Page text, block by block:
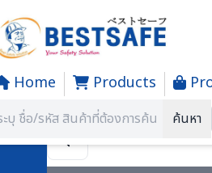
Home Products
ค้นหา
SECTION 52 CONTAINER-TOOL-